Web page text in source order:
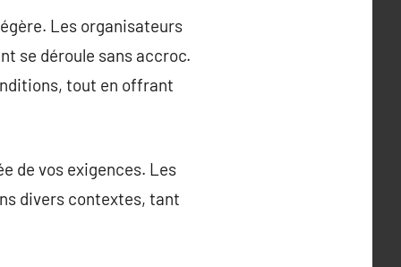
Les organisateurs
se déroule sans accroc.
tout en offrant
de vos exigences. Les
divers contextes, tant